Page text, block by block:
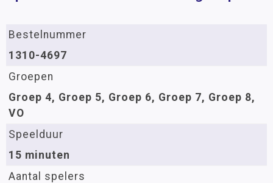
Bestelnummer
1310-4697
Groepen
Groep 4, Groep 5, Groep 6, Groep 7, Groep 8,
VO
Speelduur
15 minuten
Aantal spelers